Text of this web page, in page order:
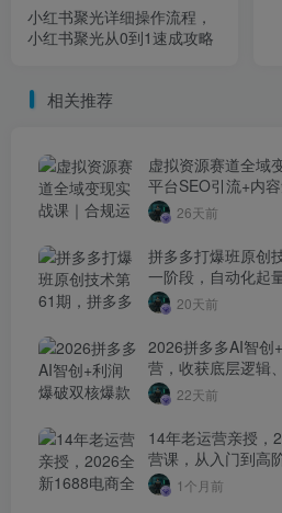
小红书聚光详细操作流程，
小红书聚光从0到1速成攻略
相关推荐
虚拟资源赛道全域
平台SEO引流+内
玩法26天前
拼多多打爆班原创
一阶段，自动化起
作・投产优化・大
20天前
2026拼多多AI智创
营，收获底层逻辑
0-1打爆SOP
22天前
14年老运营亲授，
营课，从入门到高
+工具包+直播诊断等
1个月前